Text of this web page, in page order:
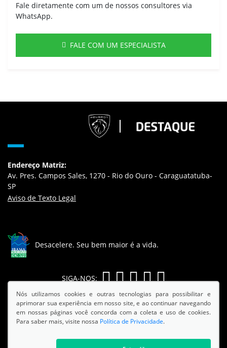
FALE COM UM ESPECIALISTA
Fale diretamente com um de nossos consultores via
WhatsApp.
Endereço Matriz:
Av. Pres. Campos Sales, 1270 - Rio do Ouro - Caraguatatuba-
SP
Aviso de Texto Legal
Desacelere. Seu bem maior é a vida.
SIGA-NOS:
© Copyright 2026
Nós utilizamos cookies e outras tecnologias para possibilitar e
aprimorar sua experiência em nosso site, e ao continuar navegando
em nossas páginas você concorda com a coleta e uso de cookies.
Para saber mais, visite nossa Política de Privacidade.